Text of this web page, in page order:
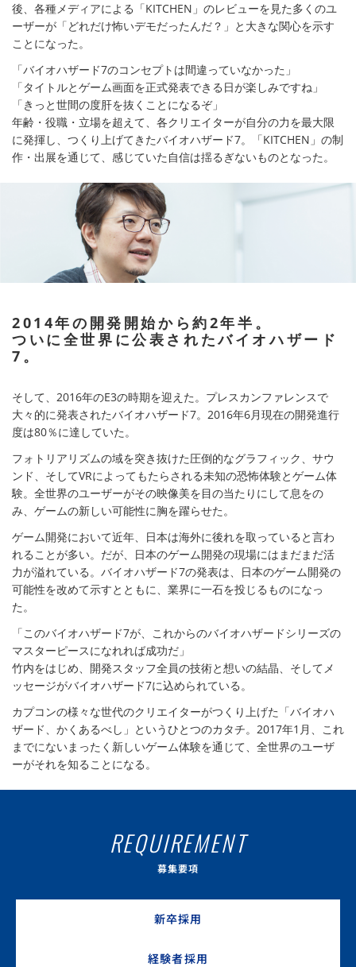
後、各種メディアによる「KITCHEN」のレビューを見た多くのユ
ーザーが「どれだけ怖いデモだったんだ？」と大きな関心を示す
ことになった。
「バイオハザード7のコンセプトは間違っていなかった」
「タイトルとゲーム画面を正式発表できる日が楽しみですね」
「きっと世間の度肝を抜くことになるぞ」
年齢・役職・立場を超えて、各クリエイターが自分の力を最大限
に発揮し、つくり上げてきたバイオハザード7。「KITCHEN」の制
作・出展を通じて、感じていた自信は揺るぎないものとなった。
2014年の開発開始から約2年半。
ついに全世界に公表されたバイオハザード
7。
そして、2016年のE3の時期を迎えた。プレスカンファレンスで
大々的に発表されたバイオハザード7。2016年6月現在の開発進行
度は80％に達していた。
フォトリアリズムの域を突き抜けた圧倒的なグラフィック、サウ
ンド、そしてVRによってもたらされる未知の恐怖体験とゲーム体
験。全世界のユーザーがその映像美を目の当たりにして息をの
み、ゲームの新しい可能性に胸を躍らせた。
ゲーム開発において近年、日本は海外に後れを取っていると言わ
れることが多い。だが、日本のゲーム開発の現場にはまだまだ活
力が溢れている。バイオハザード7の発表は、日本のゲーム開発の
可能性を改めて示すとともに、業界に一石を投じるものになっ
た。
「このバイオハザード7が、これからのバイオハザードシリーズの
マスターピースになれれば成功だ」
竹内をはじめ、開発スタッフ全員の技術と想いの結晶、そしてメ
ッセージがバイオハザード7に込められている。
カプコンの様々な世代のクリエイターがつくり上げた「バイオハ
ザード、かくあるべし」というひとつのカタチ。2017年1月、これ
までにないまったく新しいゲーム体験を通じて、全世界のユーザ
ーがそれを知ることになる。
REQUIREMENT
募集要項
新卒採用
経験者採用